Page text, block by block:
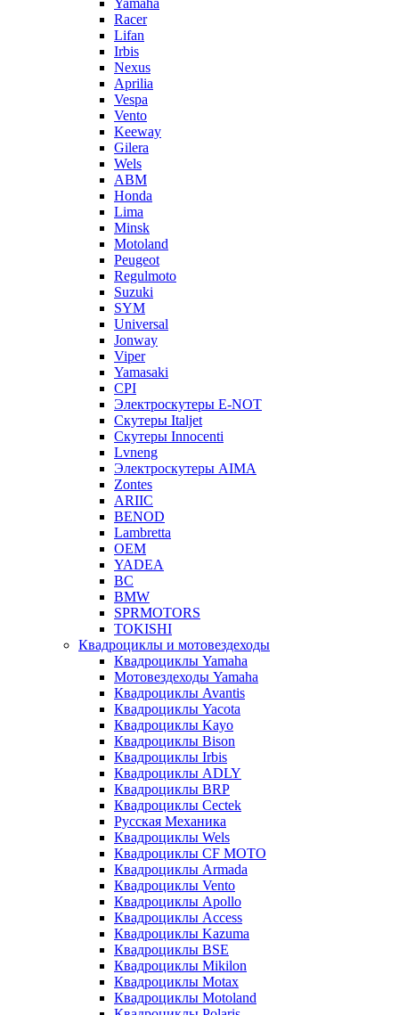
Yamaha
Racer
Lifan
Irbis
Nexus
Aprilia
Vespa
Vento
Keeway
Gilera
Wels
ABM
Honda
Lima
Minsk
Motoland
Peugeot
Regulmoto
Suzuki
SYM
Universal
Jonway
Viper
Yamasaki
CPI
Электроскутеры E-NOT
Скутеры Italjet
Скутеры Innocenti
Lvneng
Электроскутеры AIMA
Zontes
ARIIC
BENOD
Lambretta
OEM
YADEA
BC
BMW
SPRMOTORS
TOKISHI
Квадроциклы и мотовездеходы
Квадроциклы Yamaha
Мотовездеходы Yamaha
Квадроциклы Avantis
Квадроциклы Yacota
Квадроциклы Kayo
Квадроциклы Bison
Квадроциклы Irbis
Квадроциклы ADLY
Квадроциклы BRP
Квадроциклы Cectek
Русская Механика
Квадроциклы Wels
Квадроциклы CF MOTO
Квадроциклы Armada
Квадроциклы Vento
Квадроциклы Apollo
Квадроциклы Access
Квадроциклы Kazuma
Квадроциклы BSE
Квадроциклы Mikilon
Квадроциклы Motax
Квадроциклы Motoland